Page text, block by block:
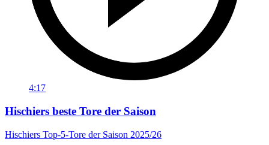
4:17
Hischiers beste Tore der Saison
Hischiers Top-5-Tore der Saison 2025/26